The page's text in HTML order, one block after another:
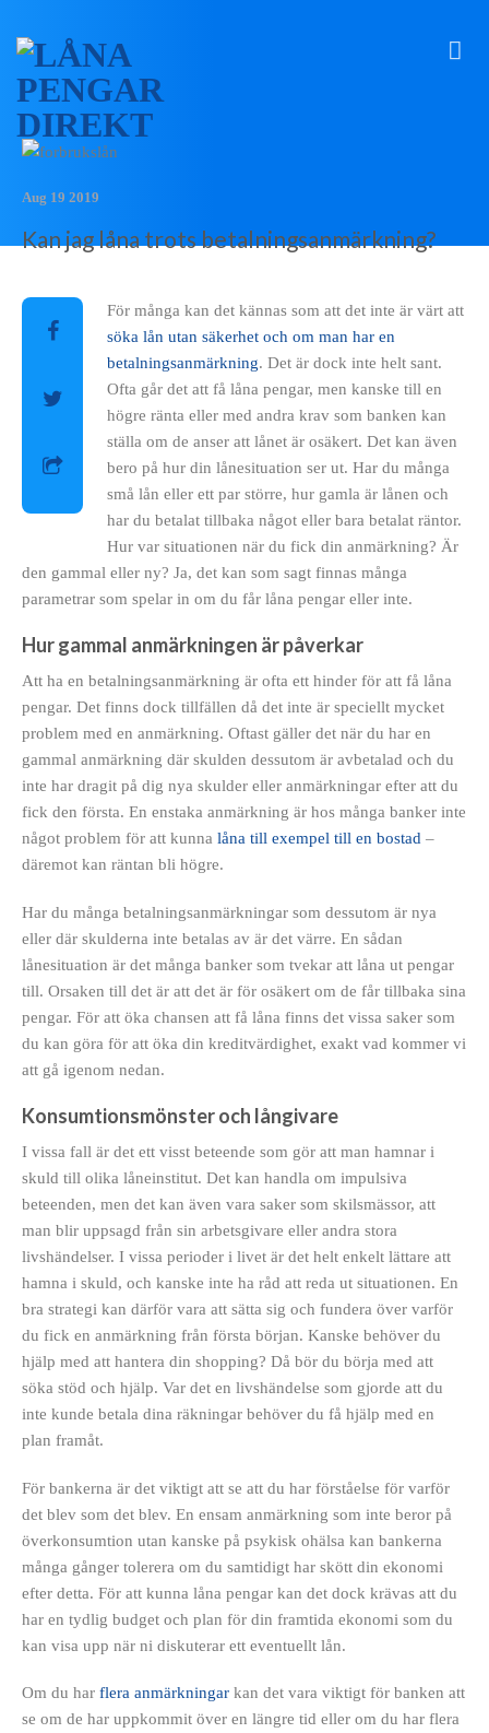
Aug 19 2019
Kan jag låna trots betalningsanmärkning?
För många kan det kännas som att det inte är värt att
söka lån utan säkerhet och om man har en
betalningsanmärkning. Det är dock inte helt sant.
Ofta går det att få låna pengar, men kanske till en
högre ränta eller med andra krav som banken kan
ställa om de anser att lånet är osäkert. Det kan även
bero på hur din lånesituation ser ut. Har du många
små lån eller ett par större, hur gamla är lånen och
har du betalat tillbaka något eller bara betalat räntor.
Hur var situationen när du fick din anmärkning? Är
den gammal eller ny? Ja, det kan som sagt finnas många
parametrar som spelar in om du får låna pengar eller inte.
Hur gammal anmärkningen är påverkar
Att ha en betalningsanmärkning är ofta ett hinder för att få låna
pengar. Det finns dock tillfällen då det inte är speciellt mycket
problem med en anmärkning. Oftast gäller det när du har en
gammal anmärkning där skulden dessutom är avbetalad och du
inte har dragit på dig nya skulder eller anmärkningar efter att du
fick den första. En enstaka anmärkning är hos många banker inte
något problem för att kunna låna till exempel till en bostad –
däremot kan räntan bli högre.
Har du många betalningsanmärkningar som dessutom är nya
eller där skulderna inte betalas av är det värre. En sådan
lånesituation är det många banker som tvekar att låna ut pengar
till. Orsaken till det är att det är för osäkert om de får tillbaka sina
pengar. För att öka chansen att få låna finns det vissa saker som
du kan göra för att öka din kreditvärdighet, exakt vad kommer vi
att gå igenom nedan.
Konsumtionsmönster och långivare
I vissa fall är det ett visst beteende som gör att man hamnar i
skuld till olika låneinstitut. Det kan handla om impulsiva
beteenden, men det kan även vara saker som skilsmässor, att
man blir uppsagd från sin arbetsgivare eller andra stora
livshändelser. I vissa perioder i livet är det helt enkelt lättare att
hamna i skuld, och kanske inte ha råd att reda ut situationen. En
bra strategi kan därför vara att sätta sig och fundera över varför
du fick en anmärkning från första början. Kanske behöver du
hjälp med att hantera din shopping? Då bör du börja med att
söka stöd och hjälp. Var det en livshändelse som gjorde att du
inte kunde betala dina räkningar behöver du få hjälp med en
plan framåt.
För bankerna är det viktigt att se att du har förståelse för varför
det blev som det blev. En ensam anmärkning som inte beror på
överkonsumtion utan kanske på psykisk ohälsa kan bankerna
många gånger tolerera om du samtidigt har skött din ekonomi
efter detta. För att kunna låna pengar kan det dock krävas att du
har en tydlig budget och plan för din framtida ekonomi som du
kan visa upp när ni diskuterar ett eventuellt lån.
Om du har flera anmärkningar kan det vara viktigt för banken att
se om de har uppkommit över en längre tid eller om du har flera